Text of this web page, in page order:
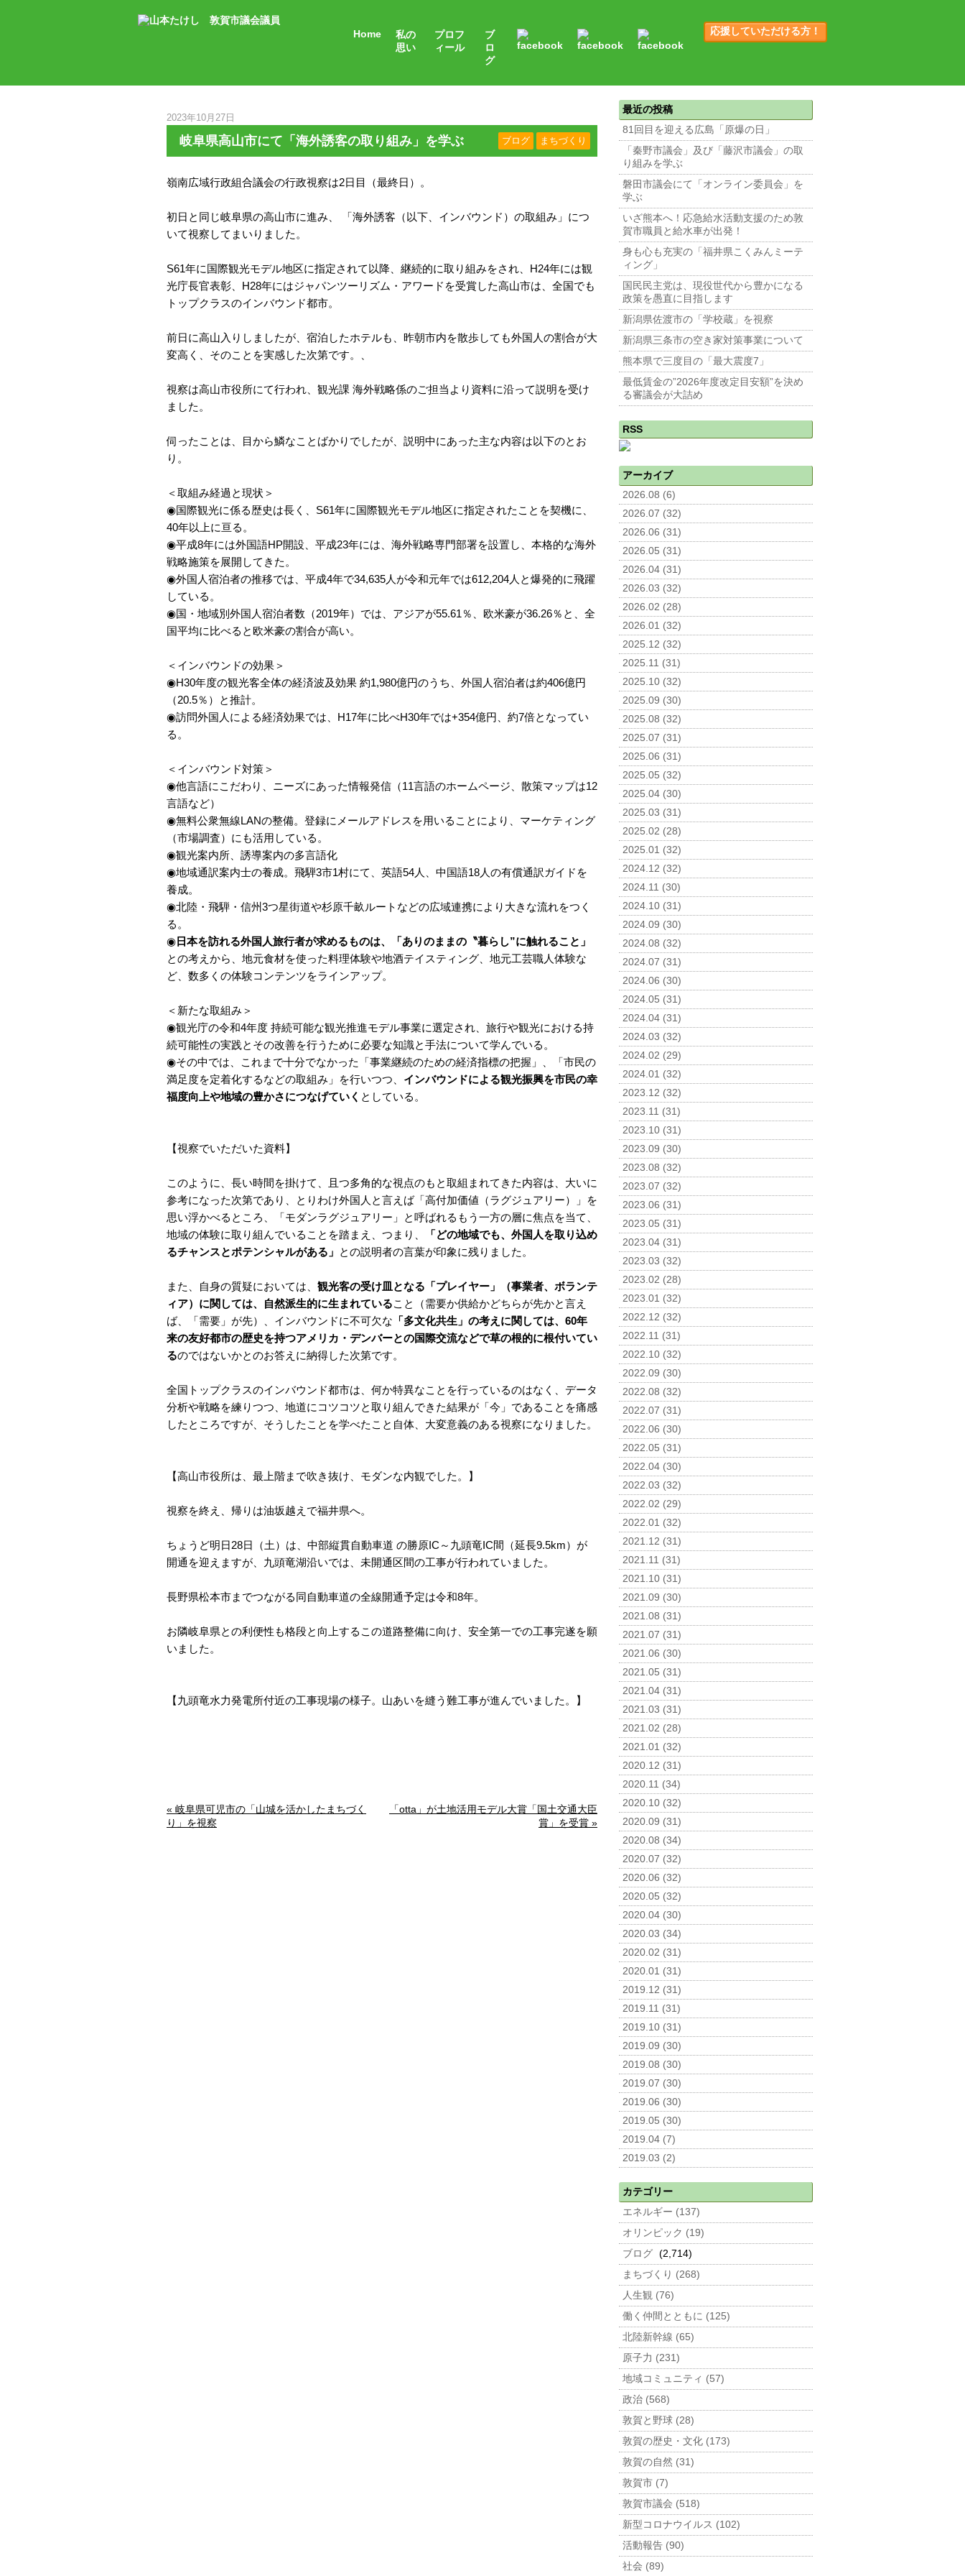
Home
私の
思い
プロフ
ィール
ブ
ロ
グ
応援していただける方！
2023年10月27日
岐阜県高山市にて「海外誘客の取り組み」を学ぶ ブログ まちづくり
嶺南広域行政組合議会の行政視察は2日目（最終日）。
初日と同じ岐阜県の高山市に進み、 「海外誘客（以下、インバウンド）の取組み」につ
いて視察してまいりました。
S61年に国際観光モデル地区に指定されて以降、継続的に取り組みをされ、H24年には観
光庁長官表彰、H28年にはジャパンツーリズム・アワードを受賞した高山市は、全国でも
トップクラスのインバウンド都市。
前日に高山入りしましたが、宿泊したホテルも、昨朝市内を散歩しても外国人の割合が大
変高く、そのことを実感した次第です。、
視察は高山市役所にて行われ、観光課 海外戦略係のご担当より資料に沿って説明を受け
ました。
伺ったことは、目から鱗なことばかりでしたが、説明中にあった主な内容は以下のとお
り。
＜取組み経過と現状＞
◉国際観光に係る歴史は長く、S61年に国際観光モデル地区に指定されたことを契機に、
40年以上に亘る。
◉平成8年には外国語HP開設、平成23年には、海外戦略専門部署を設置し、本格的な海外
戦略施策を展開してきた。
◉外国人宿泊者の推移では、平成4年で34,635人が令和元年では612,204人と爆発的に飛躍
している。
◉国・地域別外国人宿泊者数（2019年）では、アジアが55.61％、欧米豪が36.26％と、全
国平均に比べると欧米豪の割合が高い。
＜インバウンドの効果＞
◉H30年度の観光客全体の経済波及効果 約1,980億円のうち、外国人宿泊者は約406億円
（20.5％）と推計。
◉訪問外国人による経済効果では、H17年に比べH30年では+354億円、約7倍となってい
る。
＜インバウンド対策＞
◉他言語にこだわり、ニーズにあった情報発信（11言語のホームページ、散策マップは12
言語など）
◉無料公衆無線LANの整備。登録にメールアドレスを用いることにより、マーケティング
（市場調査）にも活用している。
◉観光案内所、誘導案内の多言語化
◉地域通訳案内士の養成。飛騨3市1村にて、英語54人、中国語18人の有償通訳ガイドを
養成。
◉北陸・飛騨・信州3つ星街道や杉原千畝ルートなどの広域連携により大きな流れをつく
る。
◉ 日本を訪れる外国人旅行者が求めるものは、「ありのままの〝暮らし”に触れること」
との考えから、地元食材を使った料理体験や地酒テイスティング、地元工芸職人体験な
ど、数多くの体験コンテンツをラインアップ。
＜新たな取組み＞
◉観光庁の令和4年度 持続可能な観光推進モデル事業に選定され、旅行や観光における持
続可能性の実践とその改善を行うために必要な知識と手法について学んでいる。
◉その中では、これまで十分でなかった「事業継続のための経済指標の把握」、「市民の
満足度を定着化するなどの取組み」を行いつつ、 インバウンドによる観光振興を市民の幸
福度向上や地域の豊かさにつなげていく としている。
【視察でいただいた資料】
このように、長い時間を掛けて、且つ多角的な視点のもと取組まれてきた内容は、大いに
参考になった次第であり、とりわけ外国人と言えば「高付加価値（ラグジュアリー）」を
思い浮かべるところ、「モダンラグジュアリー」と呼ばれるもう一方の層に焦点を当て、
地域の体験に取り組んでいることを踏まえ、つまり、
「どの地域でも、外国人を取り込め
るチャンスとポテンシャルがある」 との説明者の言葉が印象に残りました。
また、自身の質疑においては、 観光客の受け皿となる「プレイヤー」（事業者、ボランテ
ィア）に関しては、自然派生的に生まれていること（需要か供給かどちらが先かと言え
ば、「需要」が先）、インバウンドに不可欠な 「多文化共生」の考えに関しては、60年
来の友好都市の歴史を持つアメリカ・デンバーとの国際交流などで草の根的に根付いてい
るのではないかとのお答えに納得した次第です。
全国トップクラスのインバウンド都市は、何か特異なことを行っているのはなく、データ
分析や戦略を練りつつ、地道にコツコツと取り組んできた結果が「今」であることを痛感
したところですが、そうしたことを学べたこと自体、大変意義のある視察になりました。
【高山市役所は、最上階まで吹き抜け、モダンな内観でした。】
視察を終え、帰りは油坂越えで福井県へ。
ちょうど明日28日（土）は、中部縦貫自動車道 の勝原IC～九頭竜IC間（延長9.5km）が
開通を迎えますが、九頭竜湖沿いでは、未開通区間の工事が行われていました。
長野県松本市までつながる同自動車道の全線開通予定は令和8年。
お隣岐阜県との利便性も格段と向上するこの道路整備に向け、安全第一での工事完遂を願
いました。
【九頭竜水力発電所付近の工事現場の様子。山あいを縫う難工事が進んでいました。】
« 岐阜県可児市の「山城を活かしたまちづく
り」を視察
「otta」が土地活用モデル大賞「国土交通大臣
賞」を受賞 »
最近の投稿
81回目を迎える広島「原爆の日」
「秦野市議会」及び「藤沢市議会」の取
り組みを学ぶ
磐田市議会にて「オンライン委員会」を
学ぶ
いざ熊本へ！応急給水活動支援のため敦
賀市職員と給水車が出発！
身も心も充実の「福井県こくみんミーテ
ィング」
国民民主党は、現役世代から豊かになる
政策を愚直に目指します
新潟県佐渡市の「学校蔵」を視察
新潟県三条市の空き家対策事業について
熊本県で三度目の「最大震度7」
最低賃金の”2026年度改定目安額”を決め
る審議会が大詰め
RSS
アーカイブ
2026.08 (6)
2026.07 (32)
2026.06 (31)
2026.05 (31)
2026.04 (31)
2026.03 (32)
2026.02 (28)
2026.01 (32)
2025.12 (32)
2025.11 (31)
2025.10 (32)
2025.09 (30)
2025.08 (32)
2025.07 (31)
2025.06 (31)
2025.05 (32)
2025.04 (30)
2025.03 (31)
2025.02 (28)
2025.01 (32)
2024.12 (32)
2024.11 (30)
2024.10 (31)
2024.09 (30)
2024.08 (32)
2024.07 (31)
2024.06 (30)
2024.05 (31)
2024.04 (31)
2024.03 (32)
2024.02 (29)
2024.01 (32)
2023.12 (32)
2023.11 (31)
2023.10 (31)
2023.09 (30)
2023.08 (32)
2023.07 (32)
2023.06 (31)
2023.05 (31)
2023.04 (31)
2023.03 (32)
2023.02 (28)
2023.01 (32)
2022.12 (32)
2022.11 (31)
2022.10 (32)
2022.09 (30)
2022.08 (32)
2022.07 (31)
2022.06 (30)
2022.05 (31)
2022.04 (30)
2022.03 (32)
2022.02 (29)
2022.01 (32)
2021.12 (31)
2021.11 (31)
2021.10 (31)
2021.09 (30)
2021.08 (31)
2021.07 (31)
2021.06 (30)
2021.05 (31)
2021.04 (31)
2021.03 (31)
2021.02 (28)
2021.01 (32)
2020.12 (31)
2020.11 (34)
2020.10 (32)
2020.09 (31)
2020.08 (34)
2020.07 (32)
2020.06 (32)
2020.05 (32)
2020.04 (30)
2020.03 (34)
2020.02 (31)
2020.01 (31)
2019.12 (31)
2019.11 (31)
2019.10 (31)
2019.09 (30)
2019.08 (30)
2019.07 (30)
2019.06 (30)
2019.05 (30)
2019.04 (7)
2019.03 (2)
カテゴリー
エネルギー (137)
オリンピック (19)
ブログ (2,714)
まちづくり (268)
人生観 (76)
働く仲間とともに (125)
北陸新幹線 (65)
原子力 (231)
地域コミュニティ (57)
政治 (568)
敦賀と野球 (28)
敦賀の歴史・文化 (173)
敦賀の自然 (31)
敦賀市 (7)
敦賀市議会 (518)
新型コロナウイルス (102)
活動報告 (90)
社会 (89)